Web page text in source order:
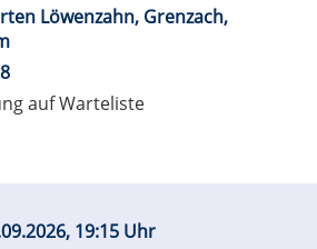
Löwenzahn, Grenzach,
auf Warteliste
19:15 Uhr